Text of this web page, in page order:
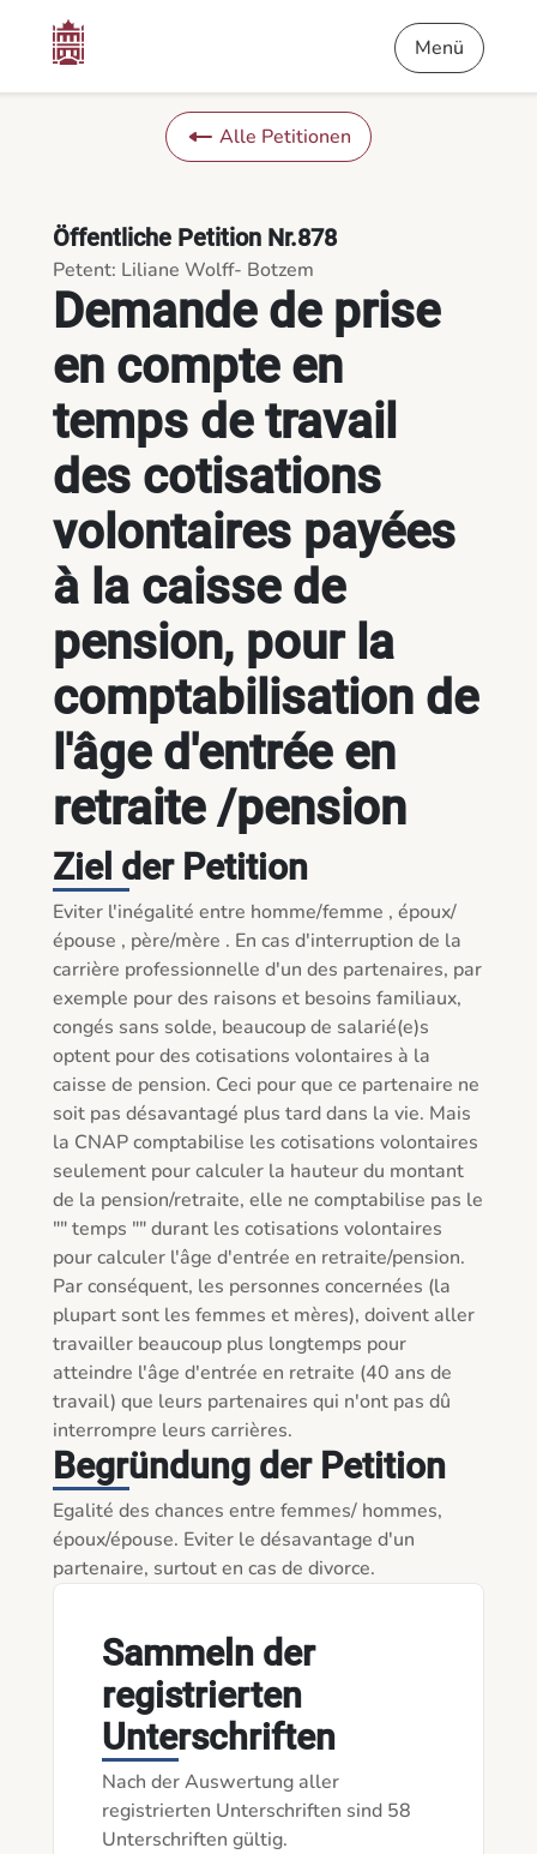
Demande de prise en compte en temps de travail des
Menü
Alle Petitionen
Demande de prise
en compte en
temps de travail
des cotisations
volontaires payées
à la caisse de
pension, pour la
comptabilisation de
l'âge d'entrée en
retraite /pension
Öffentliche Petition Nr.878
Petent: Liliane Wolff- Botzem
Ziel der Petition
Eviter l'inégalité entre homme/femme , époux/
épouse , père/mère . En cas d'interruption de la
carrière professionnelle d'un des partenaires, par
exemple pour des raisons et besoins familiaux,
congés sans solde, beaucoup de salarié(e)s
optent pour des cotisations volontaires à la
caisse de pension. Ceci pour que ce partenaire ne
soit pas désavantagé plus tard dans la vie. Mais
la CNAP comptabilise les cotisations volontaires
seulement pour calculer la hauteur du montant
de la pension/retraite, elle ne comptabilise pas le
"" temps "" durant les cotisations volontaires
pour calculer l'âge d'entrée en retraite/pension.
Par conséquent, les personnes concernées (la
plupart sont les femmes et mères), doivent aller
travailler beaucoup plus longtemps pour
atteindre l'âge d'entrée en retraite (40 ans de
travail) que leurs partenaires qui n'ont pas dû
Begründung der Petition
Egalité des chances entre femmes/ hommes,
époux/épouse. Eviter le désavantage d'un
Sammeln der
registrierten
Unterschriften
Nach der Auswertung aller
registrierten Unterschriften sind 58
Unterschriften gültig.